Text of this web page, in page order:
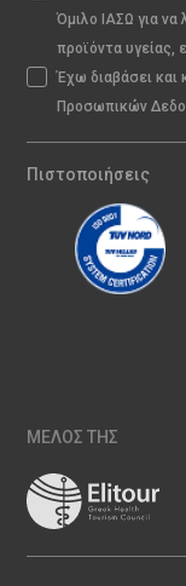
Όμιλο ΙΑΣΩ για
προϊόντα υγείας,
Έχω διαβάσει και
Προσωπικών
Πιστοποιήσεις
ΜΕΛΟΣ ΤΗΣ